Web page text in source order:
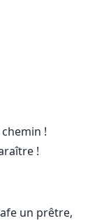
!
!
un prêtre,